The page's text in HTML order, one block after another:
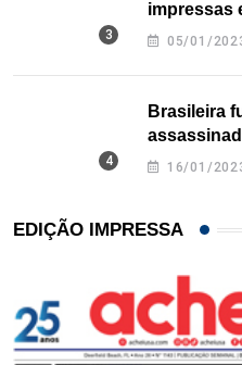
impressas
Texas
05/01/
Brasileira
16/01/
EDIÇÃO IMPRESSA